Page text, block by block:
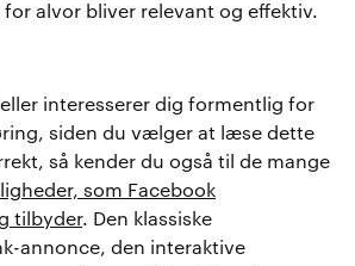
alvor bliver relevant og effektiv.
interesserer dig formentlig for
siden du vælger at læse dette
så kender du også til de mange
som Facebook
tilbyder. Den klassiske
annonce, den interaktive